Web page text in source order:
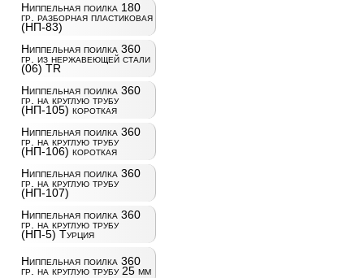
Ниппельная поилка 180
гр. разборная пластиковая
(НП-83)
Ниппельная поилка 360
гр. из нержавеющей стали
(06) TR
Ниппельная поилка 360
гр. на круглую трубу
(НП-105) короткая
Ниппельная поилка 360
гр. на круглую трубу
(НП-106) короткая
Ниппельная поилка 360
гр. на круглую трубу
(НП-107)
Ниппельная поилка 360
гр. на круглую трубу
(НП-5) Турция
Ниппельная поилка 360
гр. на круглую трубу 25 мм